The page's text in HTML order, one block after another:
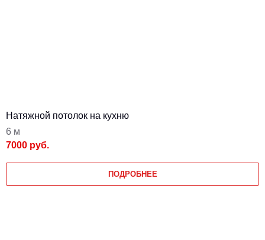
Натяжной потолок на кухню
6 м
7000 руб.
ПОДРОБНЕЕ